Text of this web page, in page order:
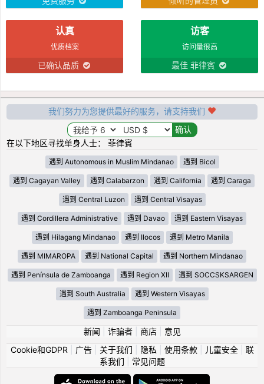
认真
优质档案
已确认品质
访客
访问量很高
最佳 菲律賓
我们努力为您提供最好的服务，请支持我们
在以下地区寻找单身人士： 菲律賓
遇到 Autonomous in Muslim Mindanao 遇到 Bicol
遇到 Cagayan Valley 遇到 Calabarzon 遇到 California 遇到 Caraga
遇到 Central Luzon 遇到 Central Visayas
遇到 Cordillera Administrative 遇到 Davao 遇到 Eastern Visayas
遇到 Hilagang Mindanao 遇到 Ilocos 遇到 Metro Manila
遇到 MIMAROPA 遇到 National Capital 遇到 Northern Mindanao
遇到 Península de Zamboanga 遇到 Region XII 遇到 SOCCSKSARGEN
遇到 South Australia 遇到 Western Visayas
遇到 Zamboanga Peninsula
新闻 诈骗者| 商店| 意见
Cookie和GDPR
广告| 关于我们 隐私 使用条款| 儿童安全| 联
系我们
常见问题